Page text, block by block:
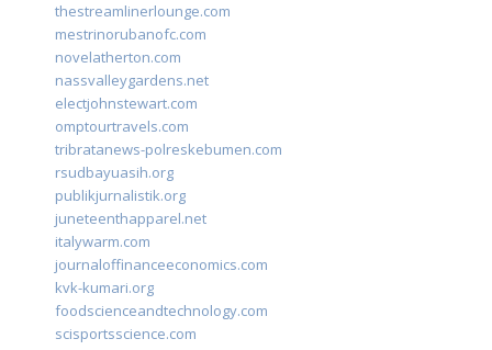
thestreamlinerlounge.com
mestrinorubanofc.com
novelatherton.com
nassvalleygardens.net
electjohnstewart.com
omptourtravels.com
tribratanews-polreskebumen.com
rsudbayuasih.org
publikjurnalistik.org
juneteenthapparel.net
italywarm.com
journaloffinanceeconomics.com
kvk-kumari.org
foodscienceandtechnology.com
scisportsscience.com